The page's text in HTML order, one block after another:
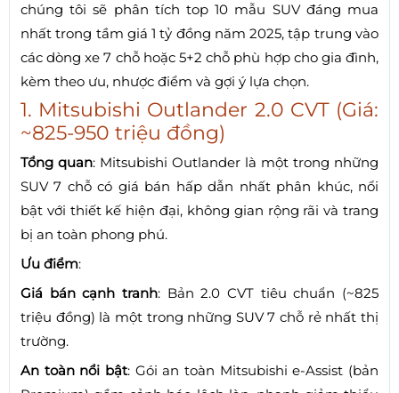
chúng tôi sẽ phân tích top 10 mẫu SUV đáng mua
nhất trong tầm giá 1 tỷ đồng năm 2025, tập trung vào
các dòng xe 7 chỗ hoặc 5+2 chỗ phù hợp cho gia đình,
kèm theo ưu, nhược điểm và gợi ý lựa chọn.
1. Mitsubishi Outlander 2.0 CVT (Giá:
~825-950 triệu đồng)
Tổng quan: Mitsubishi Outlander là một trong những
SUV 7 chỗ có giá bán hấp dẫn nhất phân khúc, nổi
bật với thiết kế hiện đại, không gian rộng rãi và trang
bị an toàn phong phú.
Ưu điểm:
Giá bán cạnh tranh: Bản 2.0 CVT tiêu chuẩn (~825
triệu đồng) là một trong những SUV 7 chỗ rẻ nhất thị
trường.
An toàn nổi bật: Gói an toàn Mitsubishi e-Assist (bản